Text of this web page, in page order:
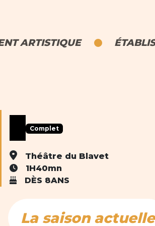
ARTISTIQUE
Complet
Théâtre du Blavet
1H40mn
DÈS 8ANS
La saison actuelle